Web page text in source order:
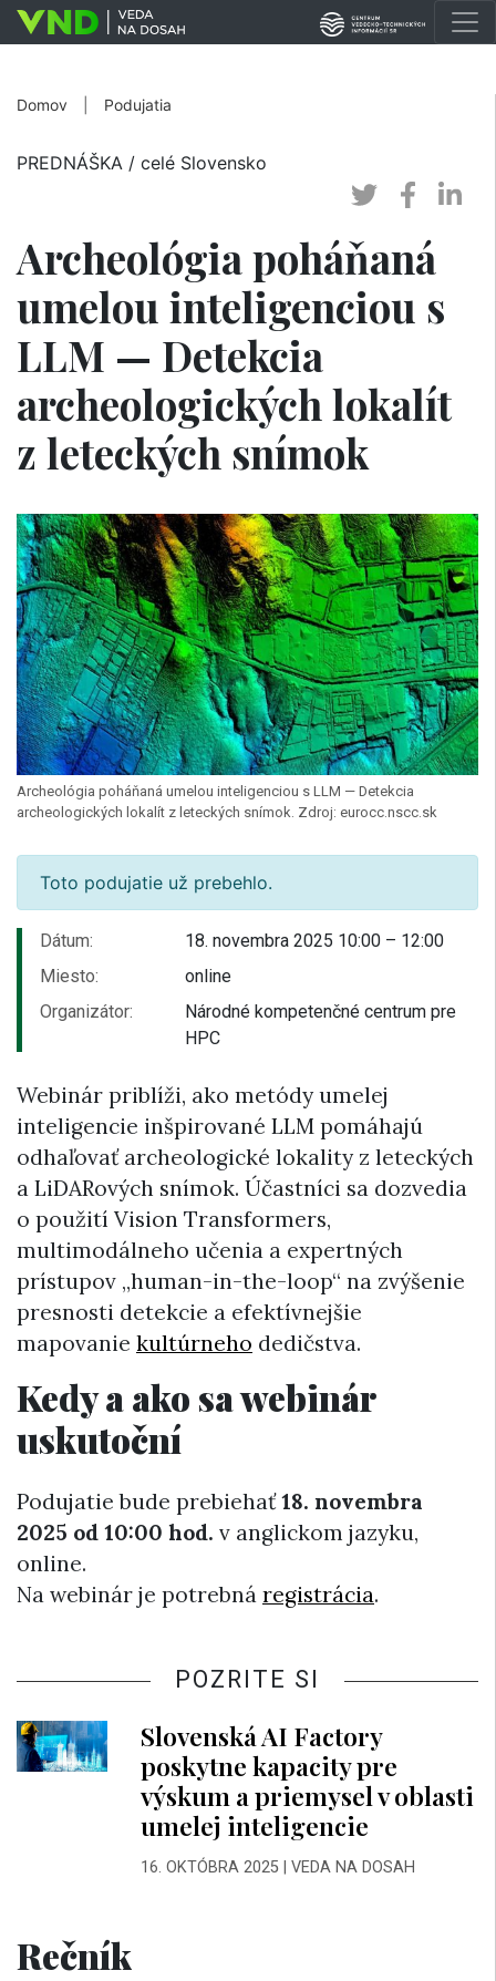
Domov Podujatia
PREDNÁŠKA / celé Slovensko
Archeológia poháňaná
umelou inteligenciou s
LLM — Detekcia
archeologických lokalít
z leteckých snímok
Archeológia poháňaná umelou inteligenciou s LLM — Detekcia
archeologických lokalít z leteckých snímok. Zdroj: eurocc.nscc.sk
Toto podujatie už prebehlo.
Dátum:
18. novembra 2025 10:00 – 12:00
Miesto:
online
Organizátor:
Národné kompetenčné centrum pre
HPC
Webinár priblíži, ako metódy umelej
inteligencie inšpirované LLM pomáhajú
odhaľovať archeologické lokality z leteckých
a LiDARových snímok. Účastníci sa dozvedia
o použití Vision Transformers,
multimodálneho učenia a expertných
prístupov „human-in-the-loop“ na zvýšenie
presnosti detekcie a efektívnejšie
mapovanie kultúrneho dedičstva.
Kedy a ako sa webinár
uskutoční
Podujatie bude prebiehať18. novembra
2025 od 10:00 hod. v anglickom jazyku,
online.
Na webinár je potrebná registrácia.
POZRITE SI
Slovenská AI Factory
poskytne kapacity pre
výskum a priemysel v oblasti
umelej inteligencie
16. OKTÓBRA 2025| VEDA NA DOSAH
Rečník